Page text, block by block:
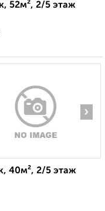
52м², 2/5 этаж
›
40м², 2/5 этаж